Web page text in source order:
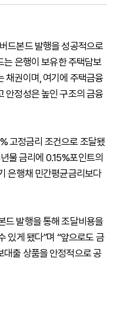
드본드 발행을 성공적으로
은행이 보유한 주택담보
채권이며, 여기에 주택금융
안정성은 높인 구조의 금융
고정금리 조건으로 조달됐
물 금리에 0.15%포인트의
은행채 민간평균금리보다
드 발행을 통해 조달비용을
있게 됐다”며 “앞으로도 금
대출 상품을 안정적으로 공